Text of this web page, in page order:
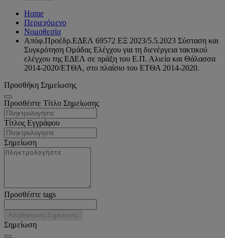
Home
Περιεχόμενο
Νομοθεσία
Απόφ.Προέδρ.ΕΔΕΛ 69572 ΕΞ 2023/5.5.2023 Σύσταση και
Συγκρότηση Ομάδας Ελέγχου για τη διενέργεια τακτικού
ελέγχου της ΕΔΕΛ σε πράξη του Ε.Π. Αλιεία και Θάλασσα
2014-2020/ΕΤΘΑ, στο πλαίσιο του ΕΤΘΑ 2014-2020.
Προσθήκη Σημείωσης
Προσθέστε Τίτλο Σημείωσης
Τίτλος Εγγράφου
Σημείωση
Προσθέστε tags
Αποθήκευση Σημείωσης
Σημείωση